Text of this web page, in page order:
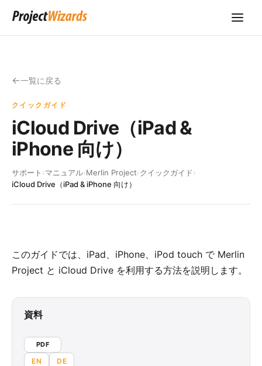
一覧に戻る
クイックガイド
iCloud Drive（iPad &
iPhone 向け）
サポート ›マニュアル›Merlin Project›クイックガイド›
iCloud Drive（iPad & iPhone 向け）
このガイドでは、iPad、iPhone、iPod touch で Merlin
Project と iCloud Drive を利用する方法を説明します。
資料
PDF
EN DE